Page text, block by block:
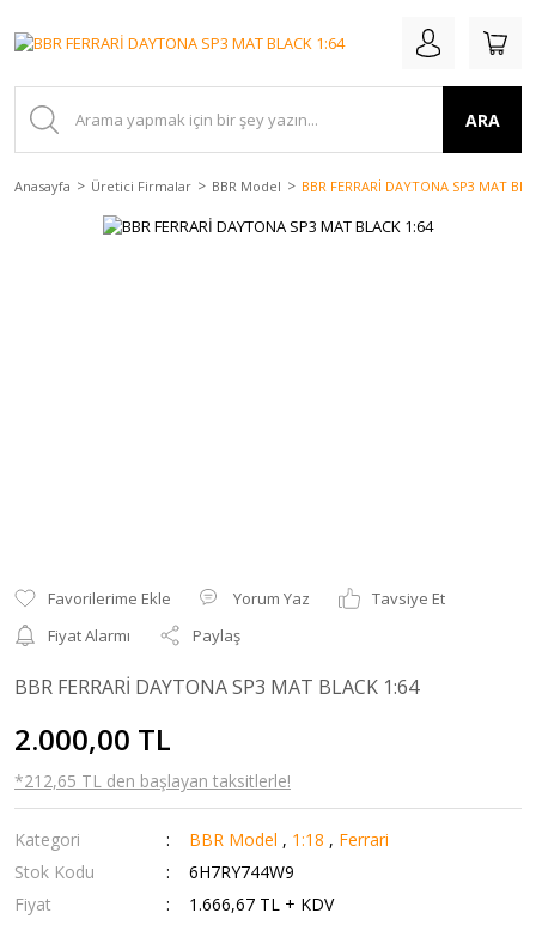
ARA
Anasayfa Üretici Firmalar BBR Model BBR FERRARİ DAYTONA SP3 MAT
Yorum Yaz
Tavsiye Et
Fiyat Alarmı
Paylaş
BBR FERRARİ DAYTONA SP3 MAT BLACK 1:64
2.000,00 TL
*212,65 TL den başlayan taksitlerle!
Kategori BBR Model , 1:18 , Ferrari
Stok Kodu
6H7RY744W9
Fiyat
1.666,67 TL + KDV